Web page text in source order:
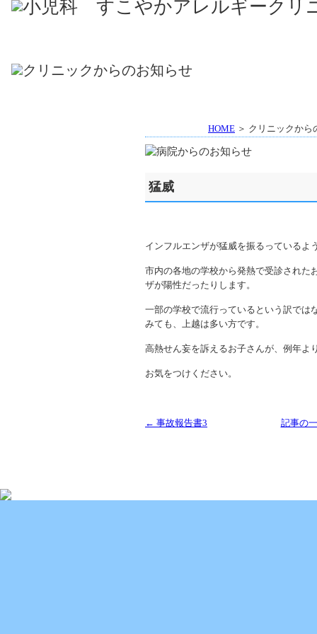
HOME ＞ クリニックか
猛威
インフルエンザが猛威を振るっているよ
市内の各地の学校から発熱で受診された
ザが陽性だったりします。
一部の学校で流行っているという訳では
みても、上越は多い方です。
高熱せん妄を訴えるお子さんが、例年よ
お気をつけください。
← 事故報告書3 記事の